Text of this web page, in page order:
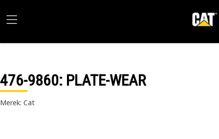
476-9860: PLATE-WEAR
Merek: Cat